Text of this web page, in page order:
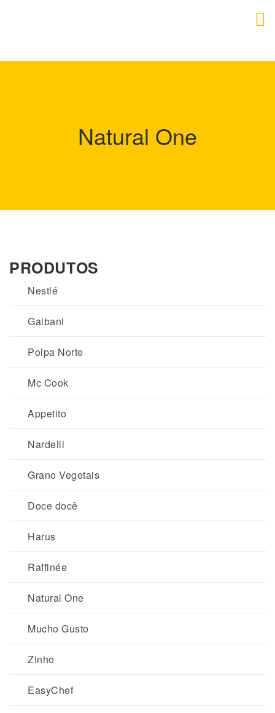
Natural One
PRODUTOS
Nestlé
Galbani
Polpa Norte
Mc Cook
Appetito
Nardelli
Grano Vegetais
Doce docê
Harus
Raffinée
Natural One
Mucho Gusto
Zinho
EasyChef